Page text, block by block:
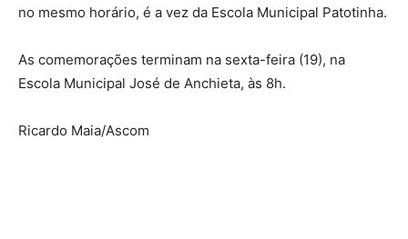
no mesmo horário, é a vez da Escola Municipal Patotinha.
As comemorações terminam na sexta-feira (19), na
Escola Municipal José de Anchieta, às 8h.
Ricardo Maia/Ascom